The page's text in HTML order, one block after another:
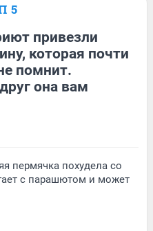
5
привезли
которая почти
помнит.
она вам
пермячка похудела со
с парашютом и может